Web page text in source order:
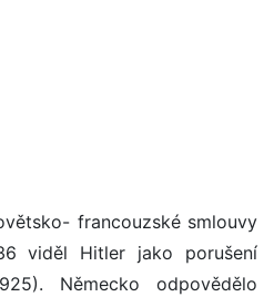
francouzské smlouvy
viděl Hitler jako porušení
Německo odpovědělo